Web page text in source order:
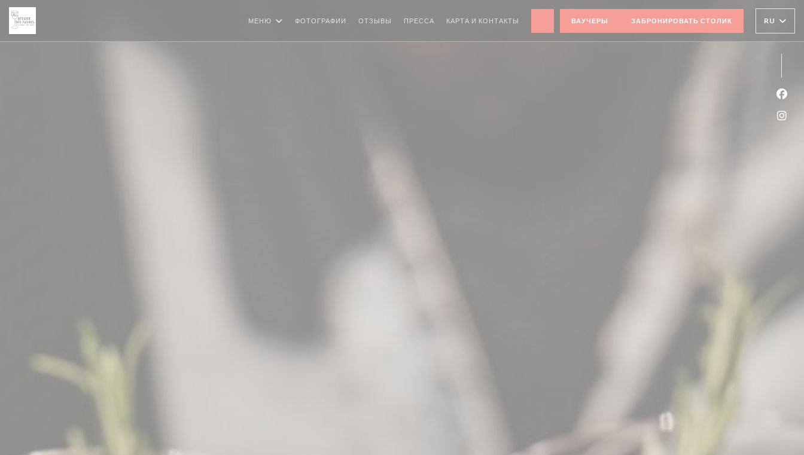
Панель управления cookies
МЕНЮ ФОТОГРАФИИ ОТЗЫВЫ ПРЕССА ((ОТКРЫВАЕТСЯ В НОВОМ ОКНЕ))
КАРТА И КОНТАКТЫ ЗАБРОНИРОВАТЬ СТОЛИК
ВАУЧЕРЫ RU